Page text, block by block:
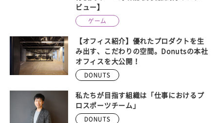
ビュー】
ゲーム
【オフィス紹介】優れたプロダクトを生
み出す、こだわりの空間。Donutsの本社
オフィスを大公開！
DONUTS
私たちが目指す組織は「仕事におけるプ
ロスポーツチーム」
DONUTS